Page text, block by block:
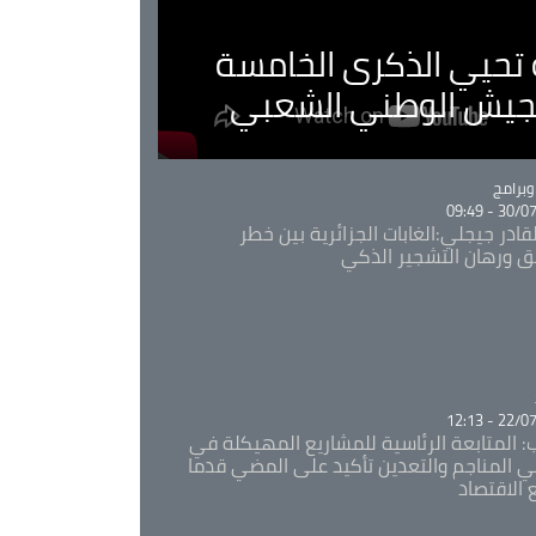
تحيي الذكرى الخامسة
الوطني الشعبي
30/07/
جيجلي:الغابات الجزائرية بين خطر
ورهان التشجير الذكي
22/07/
المتابعة الرئاسية للمشاريع المهيكلة في
المناجم والتعدين تأكيد على المضي قدما
الاقتصاد